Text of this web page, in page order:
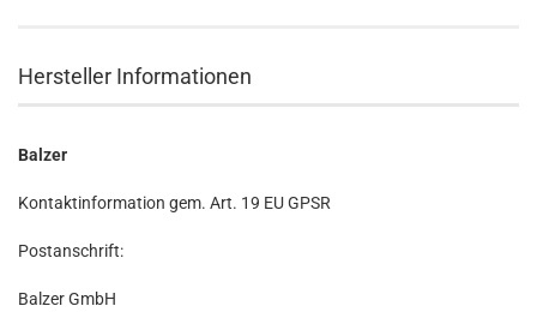
Hersteller Informationen
Balzer
Kontaktinformation gem. Art. 19 EU GPSR
Postanschrift:
Balzer GmbH